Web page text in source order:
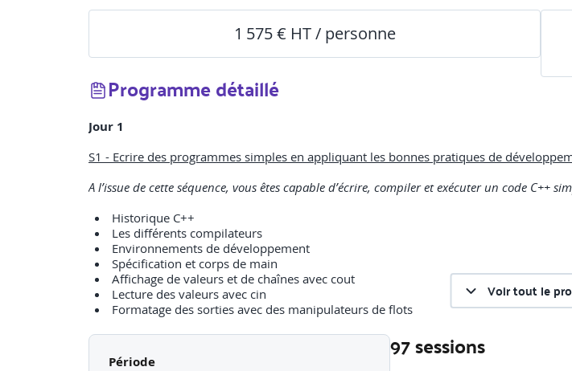
1 575 € HT / personne
Programme détaillé
Jour 1
S1 - Ecrire des programmes simples en appliquant les bonnes pratiques de
A l’issue de cette séquence, vous êtes capable d’écrire, compiler et exécuter un code C++
Historique C++
Les différents compilateurs
Environnements de développement
Spécification et corps de main
Affichage de valeurs et de chaînes avec cout
Lecture des valeurs avec cin
Formatage des sorties avec des manipulateurs de flots
Exemples de travaux pratiques : le participant doit écrire, compiler et exécuter un premier
Bonjour » à l’utilisateur.
Voir tout le
Période 97 sessions